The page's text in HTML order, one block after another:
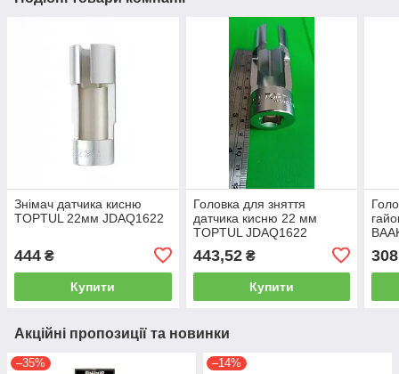
Знімач датчика кисню
TOPTUL 22мм JDAQ1622
444 ₴
Купити
Головка для зняття
датчика кисню 22 мм
TOPTUL JDAQ1622
443,52₴
Купити
Акційні пропозиції та новинки
–35% –14%